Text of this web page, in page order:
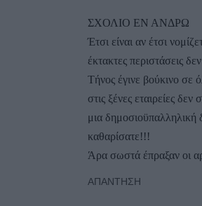
ΣΧΟΛΙΟ ΕΝ ΑΝΔΡΩ
Έτσι είναι αν έτσι
έκτακτες περιστάσεις
Τήνος έγινε βούκινο σε
στις ξένες εταιρείες
μια δημοσιοϋπαλληλική
καθαρίσατε!!!
Άρα σωστά έπραξαν οι
ΑΠΆΝΤΗΣΗ